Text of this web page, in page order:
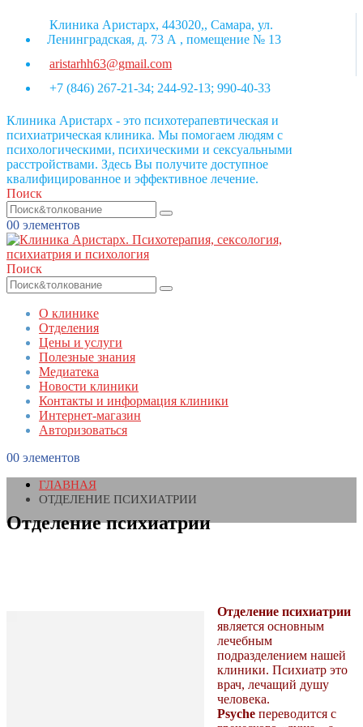
Клиника Аристарх, 443020,, Самара, ул.
Ленинградская, д. 73 А , помещение № 13
aristarhh63@gmail.com
+7 (846) 267-21-34; 244-92-13; 990-40-33
Клиника Аристарх - это психотерапевтическая и
психиатрическая клиника. Мы помогаем людям с
психологическими, психическими и сексуальными
расстройствами. Здесь Вы получите доступное
квалифицированное и эффективное лечение.
Поиск
00 элементов
Поиск
О клинике
Отделения
Цены и услуги
Полезные знания
Медиатека
Новости клиники
Контакты и информация клиники
Интернет-магазин
Авторизоваться
00 элементов
ГЛАВНАЯ
ОТДЕЛЕНИЕ ПСИХИАТРИИ
Отделение психиатрии
Отделение психиатрии
является основным
лечебным
подразделением нашей
клиники. Психиатр это
врач, лечащий душу
человека.
Psyche переводится с